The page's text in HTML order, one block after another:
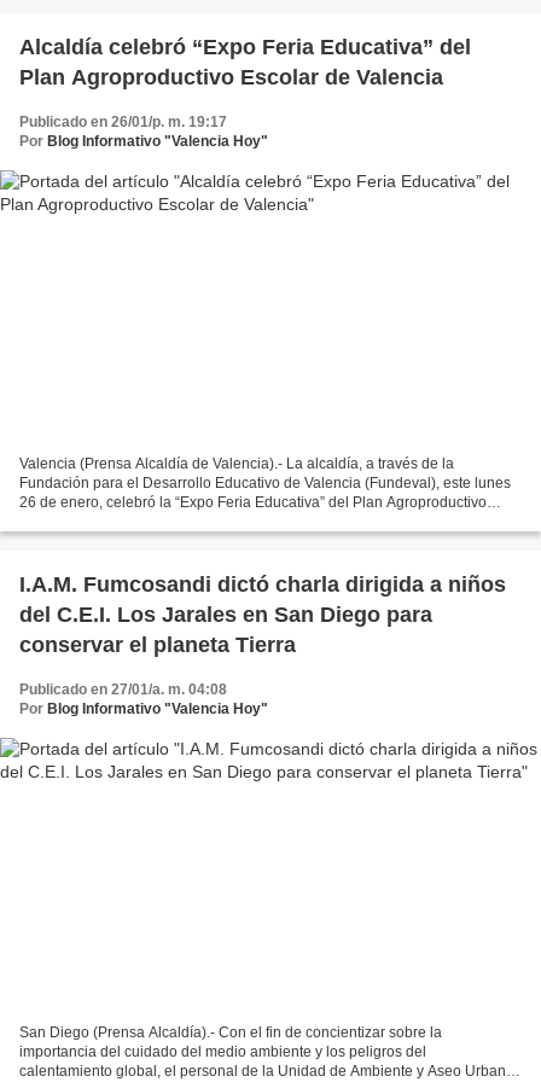
Alcaldía celebró “Expo Feria Educativa” del
Plan Agroproductivo Escolar de Valencia
Publicado en 26/01/p. m. 19:17
Por Blog Informativo "Valencia Hoy"
Valencia (Prensa Alcaldía de Valencia).- La alcaldía, a través de la
Fundación para el Desarrollo Educativo de Valencia (Fundeval), este lunes
26 de enero, celebró la “Expo Feria Educativa” del Plan Agroproductivo
I.A.M. Fumcosandi dictó charla dirigida a niños
del C.E.I. Los Jarales en San Diego para
conservar el planeta Tierra
Publicado en 27/01/a. m. 04:08
Por Blog Informativo "Valencia Hoy"
San Diego (Prensa Alcaldía).- Con el fin de concientizar sobre la
importancia del cuidado del medio ambiente y los peligros del
calentamiento global, el personal de la Unidad de Ambiente y Aseo Urbano